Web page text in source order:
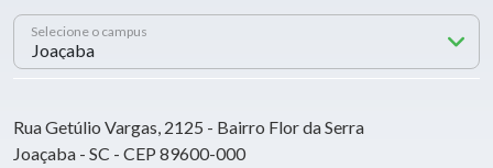
Selecione o campus
Rua Getúlio Vargas, 2125 - Bairro Flor da Serra
Joaçaba - SC - CEP 89600-000